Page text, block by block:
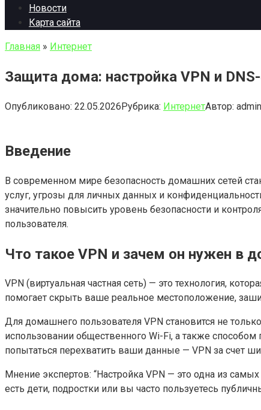
Новости
Карта сайта
Главная » Интернет
Защита дома: настройка VPN и
Опубликовано: 22.05.2026Рубрика: ИнтернетАвтор: admin
Введение
В современном мире безопасность домашних сетей
услуг, угрозы для личных данных и
значительно повысить уровень безопасности и
пользователя.
Что такое VPN и зачем он нужен в
VPN (виртуальная частная сеть) — это технология,
помогает скрыть ваше реальное местоположение,
Для домашнего пользователя VPN становится не
использовании общественного Wi-Fi, а также
попытаться перехватить ваши данные — VPN за счет
Мнение экспертов: “Настройка VPN — это одна из
есть дети, подростки или вы часто пользуетесь